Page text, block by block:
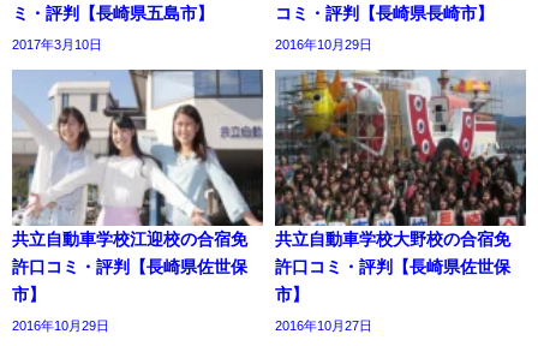
ミ・評判【長崎県五島市】
2017年3月10日
コミ・評判【長崎県長崎市】
2016年10月29日
共立自動車学校江迎校の合宿免
許口コミ・評判【長崎県佐世保
市】
2016年10月29日
共立自動車学校大野校の合宿免
許口コミ・評判【長崎県佐世保
市】
2016年10月27日